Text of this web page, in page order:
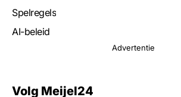
Spelregels
AI-beleid
Advertentie
Volg Meijel24